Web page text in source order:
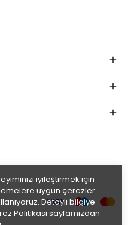
iyileştirmek için
uygun çerezler
Detaylı bilgiye
Politikası sayfamızdan